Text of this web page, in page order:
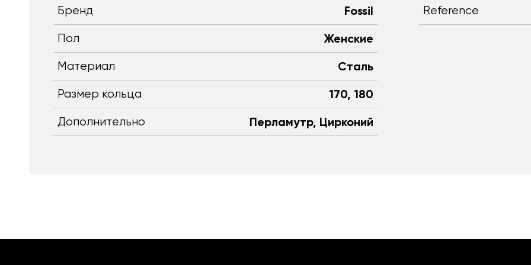
Бренд Fossil
Пол Женские
Материал Сталь
Размер кольца 170, 180
Дополнительно Перламутр, Цирконий
Reference